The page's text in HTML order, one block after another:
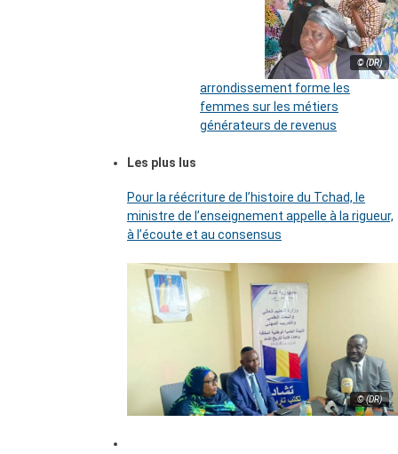
© (DR)
arrondissement forme les
femmes sur les métiers
générateurs de revenus
Les plus lus
Pour la réécriture de l’histoire du Tchad, le
ministre de l’enseignement appelle à la rigueur,
à l’écoute et au consensus
© (DR)